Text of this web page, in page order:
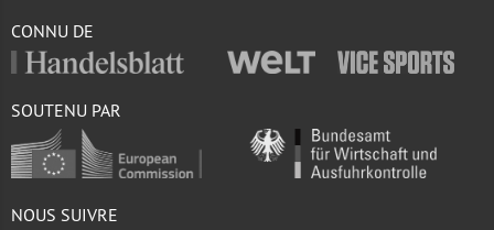
CONNU DE
SOUTENU PAR
NOUS SUIVRE